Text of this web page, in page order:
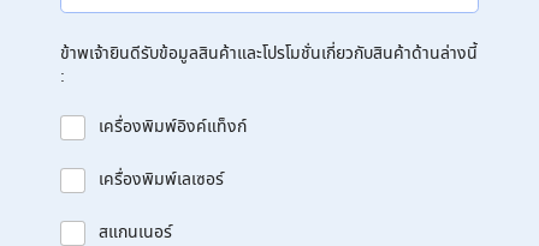
ข้าพเจ้ายินดีรับข้อมูลสินค้าและโปรโมชั่นเกี่ยวกับสินค้าด้านล่างนี้
:
เครื่องพิมพ์อิงค์แท็งก์
เครื่องพิมพ์เลเซอร์
สแกนเนอร์